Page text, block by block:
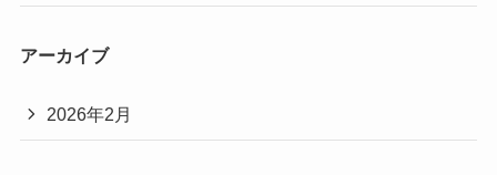
アーカイブ
2026年2月